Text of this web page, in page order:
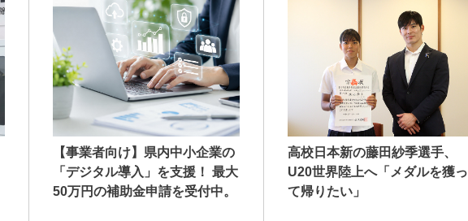
【事業者向け】県内中小企業の
「デジタル導入」を支援！ 最大
50万円の補助金申請を受付中。
高校日本新の藤田紗季選手、
U20世界陸上へ「メダルを獲っ
て帰りたい」